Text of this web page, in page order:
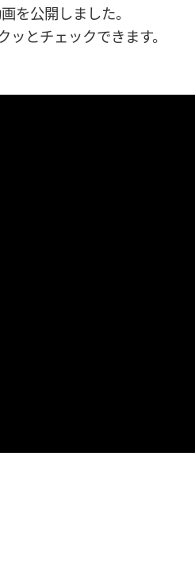
を公開しました。
とチェックできます。